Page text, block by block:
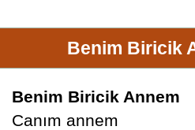
Benim Biricik
Benim Biricik Annem
Canım annem